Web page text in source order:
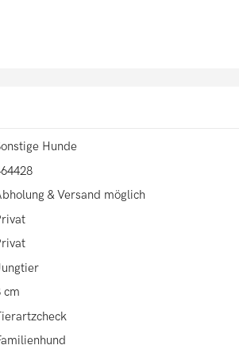
Hunde
& Versand möglich
cm